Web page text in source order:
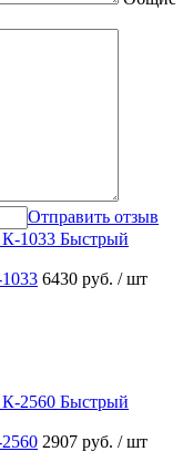
Отправить отзыв
Быстрый
6430 руб. / шт
Быстрый
2907 руб. / шт